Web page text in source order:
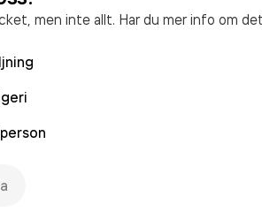
men inte allt. Har du mer info om